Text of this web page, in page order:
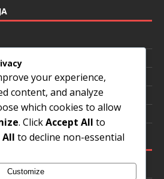
your experience,
content, and analyze
which cookies to allow
. ClickAccept All to
All to decline non-essential
Customize